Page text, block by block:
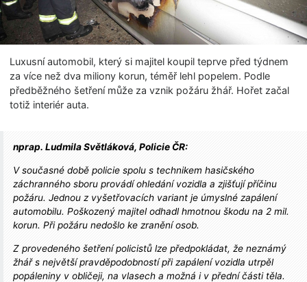
Luxusní automobil, který si majitel koupil teprve před týdnem
za více než dva miliony korun, téměř lehl popelem. Podle
předběžného šetření může za vznik požáru žhář. Hořet začal
totiž interiér auta.
nprap. Ludmila Světláková, Policie ČR:
V současné době policie spolu s technikem hasičského
záchranného sboru provádí ohledání vozidla a zjišťují příčinu
požáru. Jednou z vyšetřovacích variant je úmyslné zapálení
automobilu. Poškozený majitel odhadl hmotnou škodu na 2 mil.
korun. Při požáru nedošlo ke zranění osob.
Z provedeného šetření policistů lze předpokládat, že neznámý
žhář s největší pravděpodobností při zapálení vozidla utrpěl
popáleniny v obličeji, na vlasech a možná i v přední části těla.